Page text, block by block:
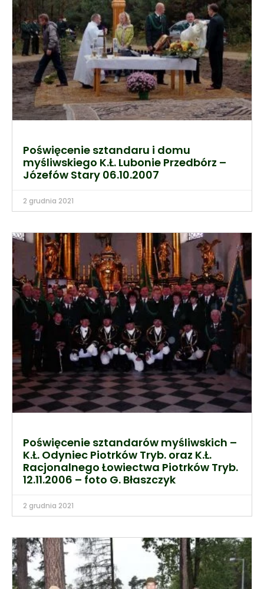
Poświęcenie sztandaru i domu
myśliwskiego K.Ł. Lubonie Przedbórz –
Józefów Stary 06.10.2007
2 grudnia 2021
Poświęcenie sztandarów myśliwskich –
K.Ł. Odyniec Piotrków Tryb. oraz K.Ł.
Racjonalnego Łowiectwa Piotrków Tryb.
12.11.2006 – foto G. Błaszczyk
2 grudnia 2021